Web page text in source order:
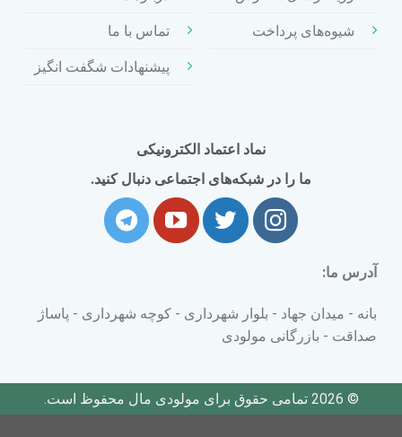
شیوه‌های پرداخت تماس با ما
پیشنهادات شگفت انگیز
نماد اعتماد الکترونیکی
ما را در شبکه‌های اجتماعی دنبال کنید.
آدرس ما:
بانه - میدان جهاد - بلوار شهرداری - کوچه شهرداری - پاساژ
صداقت - بازرگانی مولودی
© 2026 تمامی حقوق برای مولودی مال محفوظ است.